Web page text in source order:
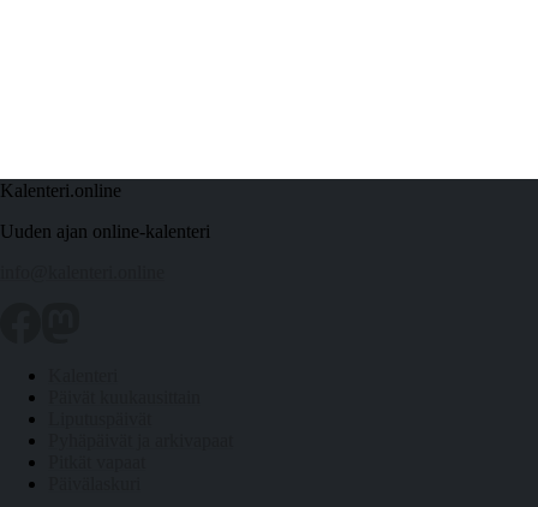
Kalenteri.online
Uuden ajan online-kalenteri